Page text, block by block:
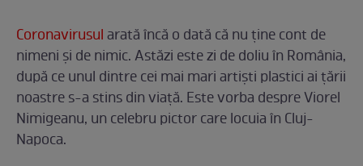
Coronavirusularată încă o dată că nu ține cont de
nimeni și de nimic. Astăzi este zi de doliu în România,
după ce unul dintre cei mai mari artiști plastici ai țării
noastre s-a stins din viață. Este vorba despre Viorel
Nimigeanu, un celebru pictor care locuia în Cluj-
Napoca.